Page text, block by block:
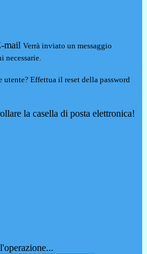
mail Verrà inviato un messaggio
necessarie.
utente? Effettua il reset della password
la casella di posta elettronica!